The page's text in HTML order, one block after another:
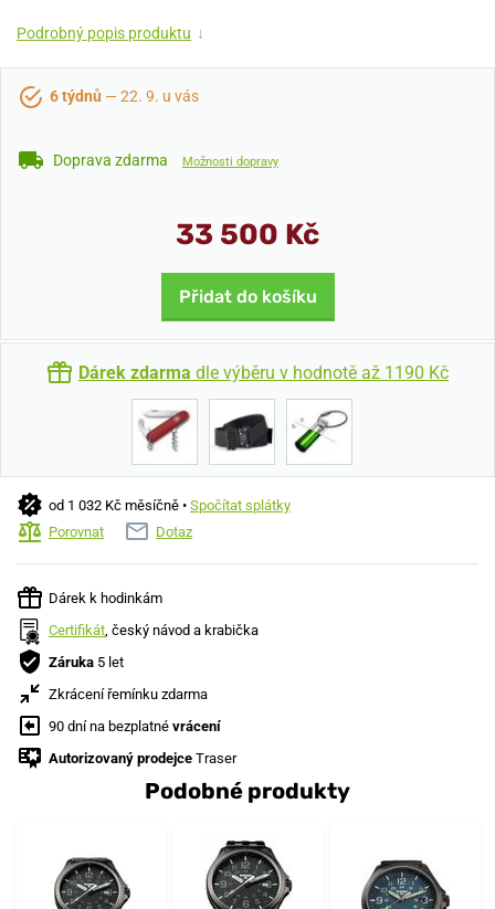
Podrobný popis produktu ↓
6 týdnů — 22. 9. u vás
Doprava zdarma Možnosti dopravy
33 500 Kč
Přidat do košíku
Dárek zdarma dle výběru v hodnotě až 1190 Kč
od 1 032 Kč měsíčně • Spočítat splátky
Porovnat
Dotaz
Dárek k hodinkám
Certifikát, český návod a krabička
Záruka 5 let
Zkrácení řemínku zdarma
90 dní na bezplatné vrácení
Autorizovaný prodejce Traser
Podobné produkty